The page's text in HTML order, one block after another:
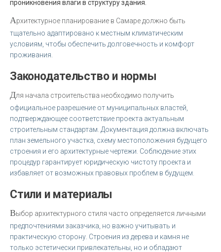
проникновения влаги в структуру здания.
Архитектурное планирование в Самаре должно быть
тщательно адаптировано к местным климатическим
условиям, чтобы обеспечить долговечность и комфорт
проживания.
Законодательство и нормы
Для начала строительства необходимо получить
официальное разрешение от муниципальных властей,
подтверждающее соответствие проекта актуальным
строительным стандартам. Документация должна включать
план земельного участка, схему местоположения будущего
строения и его архитектурные чертежи. Соблюдение этих
процедур гарантирует юридическую чистоту проекта и
избавляет от возможных правовых проблем в будущем.
Стили и материалы
Выбор архитектурного стиля часто определяется личными
предпочтениями заказчика, но важно учитывать и
практическую сторону. Строения из дерева и камня не
только эстетически привлекательны, но и обладают